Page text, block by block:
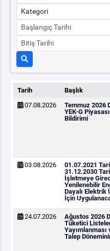
TEMİNAT
BÜLTENLER
DUYURULAR
BT HİZMET YÖNETİM
Tarih Başlık
07.08.2026
Temmuz 2026
YEK-G
Bildirimi
03.08.2026
01.07.2021
31.12.2030
İşletmeye
Yenilenebilir
Dayalı Elektrik
İçin
24.07.2026
Ağustos 2026
Tüketici
Yayımlanması
Talep